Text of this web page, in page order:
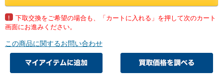
!
下取交換をご希望の場合も、「カートに入れる」を押して次のカート
画面にお進みください。
この商品に関するお問い合わせ